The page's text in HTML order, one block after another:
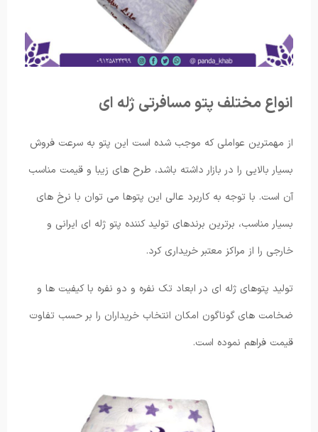
انواع مختلف پتو مسافرتی ژله ای
از مهمترین عواملی که موجب شده است این پتو به سرعت فروش
بسیار بالایی را در بازار داشته باشد، طرح های زیبا و قیمت مناسب
آن است. با توجه به کاربرد عالی این پتوها می توان با نرخ های
بسیار مناسب، برترین برندهای تولید کننده پتو ژله ای ایرانی و
خارجی را از مراکز معتبر خریداری کرد.
تولید پتوهای ژله ای در ابعاد تک نفره و دو نفره با کیفیت ها و
ضخامت های گوناگون امکان انتخاب خریداران را بر حسب تفاوت
قیمت فراهم نموده است.